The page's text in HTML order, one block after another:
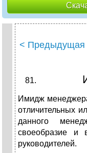
< Предыдущая
Имидж
отличительных
данного
своеобразие и
руководителей.